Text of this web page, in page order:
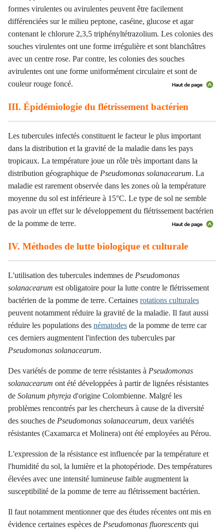
formes virulentes ou avirulentes peuvent être facilement
différenciées sur le milieu peptone, caséine, glucose et agar
contenant le chlorure 2,3,5 triphényltétrazolium. Les colonies des
souches virulentes ont une forme irrégulière et sont blanchâtres
avec un centre rose. Par contre, les colonies des souches
avirulentes ont une forme uniformément circulaire et sont de
couleur rouge foncé.
III. Épidémiologie du flétrissement bactérien
Les tubercules infectés constituent le facteur le plus important
dans la distribution et la gravité de la maladie dans les pays
tropicaux. La température joue un rôle très important dans la
distribution géographique de Pseudomonas solanacearum. La
maladie est rarement observée dans les zones où la température
moyenne du sol est inférieure à 15°C. Le type de sol ne semble
pas avoir un effet sur le développement du flétrissement bactérien
de la pomme de terre.
IV. Méthodes de lutte biologique et culturale
L'utilisation des tubercules indemnes de Pseudomonas
solanacearum est obligatoire pour la lutte contre le flétrissement
bactérien de la pomme de terre. Certaines rotations culturales
peuvent notamment réduire la gravité de la maladie. Il faut aussi
réduire les populations des nématodes de la pomme de terre car
ces derniers augmentent l'infection des tubercules par
Pseudomonas solanacearum.
Des variétés de pomme de terre résistantes à Pseudomonas
solanacearum ont été développées à partir de lignées résistantes
de Solanum phyreja d'origine Colombienne. Malgré les
problèmes rencontrés par les chercheurs à cause de la diversité
des souches de Pseudomonas solanacearum, deux variétés
résistantes (Caxamarca et Molinera) ont été employées au Pérou.
L'expression de la résistance est influencée par la température et
l'humidité du sol, la lumière et la photopériode. Des températures
élevées avec une intensité lumineuse faible augmentent la
susceptibilité de la pomme de terre au flétrissement bactérien.
Il faut notamment mentionner que des études récentes ont mis en
évidence certaines espèces de Pseudomonas fluorescents qui